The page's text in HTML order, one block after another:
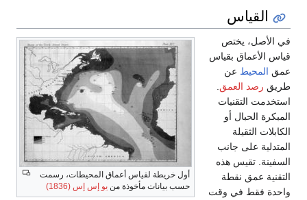
القياس
أول خريطة لقياس أعماق المحيطات، رسمت
حسب بيانات مأخوذة منيو إس إس (1836)
يختص
الأعماق بقياس
المحيطعن
رصد العمق.
التقنيات
الحبال أو
الثقيلة
على جانب
تقيس هذه
عمق نقطة
فقط في وقت